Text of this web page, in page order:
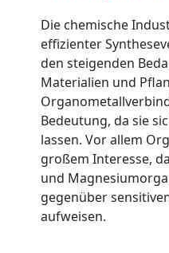
Die chemische
effizienter
den steigenden
Materialien und
Bedeutung, da sie
lassen. Vor allem
großem Interesse,
und
gegenüber
aufweisen.